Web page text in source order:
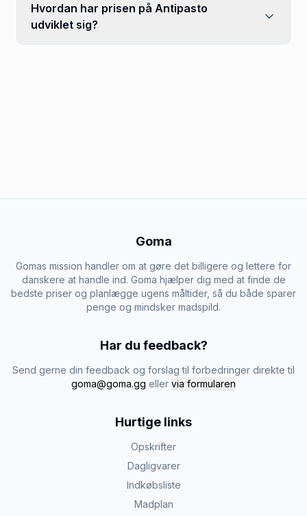
Hvordan har prisen på Antipasto
udviklet sig?
Goma
Gomas mission handler om at gøre det billigere og lettere for
danskere at handle ind. Goma hjælper dig med at finde de
bedste priser og planlægge ugens måltider, så du både sparer
penge og mindsker madspild.
Har du feedback?
Send gerne din feedback og forslag til forbedringer direkte til
goma@goma.gg eller via formularen
Hurtige links
Opskrifter
Dagligvarer
Indkøbsliste
Madplan